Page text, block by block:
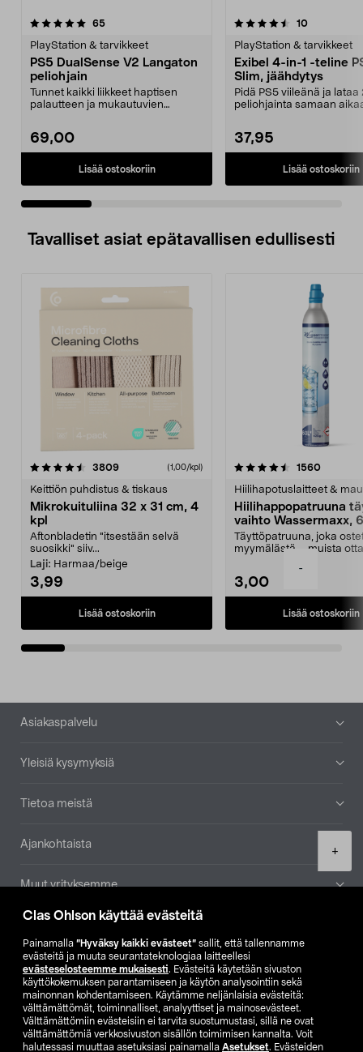
Clas Ohlson käyttää evästeitä
Painamalla ”Hyväksy kaikki evästeet” sallit, että tallennamme
evästeitä ja muuta seurantateknologiaa laitteellesi
evästeselosteemme mukaisesti. Evästeitä käytetään sivuston
käyttökokemuksen parantamiseen ja käytön analysointiin sekä
mainonnan kohdentamiseen. Käytämme neljänlaisia evästeitä:
välttämättömät, toiminnalliset, analyyttiset ja mainosevästeet.
Välttämättömiin evästeisiin ei tarvita suostumustasi, sillä ne ovat
välttämättömiä verkkosivuston sisällön toimimisen kannalta. Voit
halutessasi muuttaa asetuksiasi painamalla Asetukset. Evästeiden
-
+
65arvostelut
PlayStation & tarvikkeet
PS5 DualSense V2 Langaton
peliohjain
Tunnet kaikki liikkeet haptisen
palautteen ja mukautuvien
69,00
Lisää ostoskoriin
4.5 viidestä
10arvostelut
PlayStation & tarvikkeet
Exibel 4-in-1 -teline
Slim, jäähdytys
Pidä PS5 viileänä ja lataa
peliohjainta samaan
37,95
Lisää ostoskoriin
4.5 viidestä
Tavalliset asiat epätavallisen edullisesti
3809arvostelut (1,00/kpl)
Keittiön puhdistus & tiskaus
Mikrokuituliina 32 x 31 cm, 4
kpl
Aftonbladetin "itsestään selvä
suosikki" siiv...
Laji: Harmaa/beige
3,99
Lisää ostoskoriin
4.5viidestä
1560
Hiilihapotuslaitteet &
Hiilihappopatruuna
vaihto Wassermaxx,
Täyttöpatruuna, joka
myymälästä – muista
3,00
Lisää ostoskoriin
4.5viidestä
Alatunniste
Asiakaspalvelu
Yleisiä kysymyksiä
Tietoa meistä
Ajankohtaista
Muut yrityksemme
Etsi myymälä
SE NO FI
FI SV